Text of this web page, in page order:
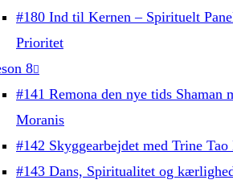
#180 Ind til Kernen – Spirituelt
Prioritet
8
#141 Remona den nye tids Shaman
Moranis
#142 Skyggearbejdet med Trine
#143 Dans, Spiritualitet og